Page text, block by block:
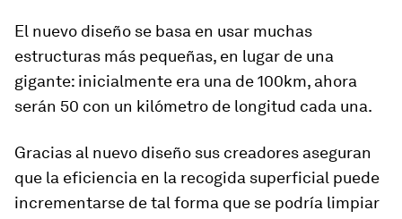
El nuevo diseño se basa en usar muchas
estructuras más pequeñas, en lugar de una
gigante: inicialmente era una de 100km, ahora
serán 50 con un kilómetro de longitud cada una.
Gracias al nuevo diseño sus creadores aseguran
que la eficiencia en la recogida superficial puede
incrementarse de tal forma que se podría limpiar